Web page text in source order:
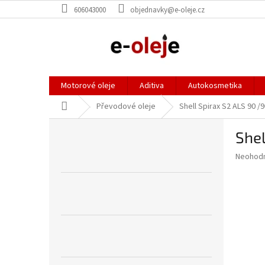
na
606043000 objednavky@e-oleje.cz
Motorové oleje Aditiva Autokosmetika
Domů Převodové oleje Shell Spirax S2 ALS 90 /